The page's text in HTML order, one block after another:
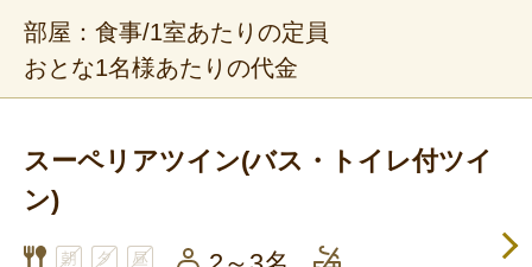
部屋：食事/1室あたりの定員
おとな1名様あたりの代金
スーペリアツイン(バス・トイレ付ツイ
ン)